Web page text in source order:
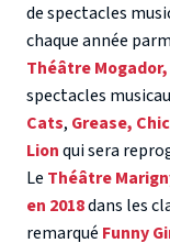
de spectacles
chaque année
Théâtre Mogador,
spectacles
Cats, Grease,
Lionqui sera
Le Théâtre
en 2018dans les
remarqué Funny